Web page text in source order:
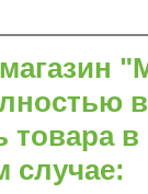
товара в